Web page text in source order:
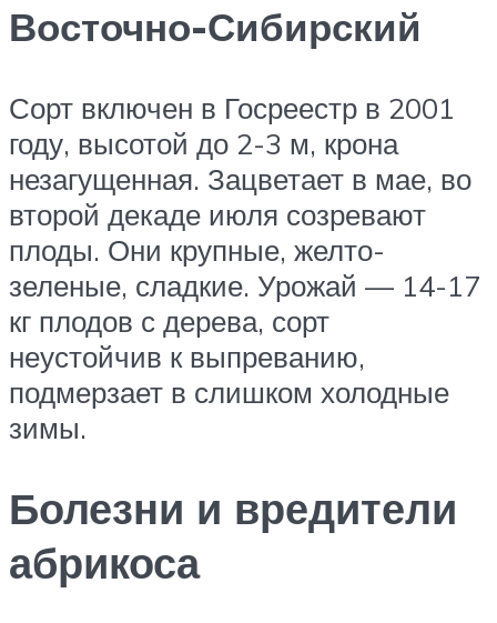
Восточно-Сибирский
Сорт включен в Госреестр в 2001
году, высотой до 2-3 м, крона
незагущенная. Зацветает в мае, во
второй декаде июля созревают
плоды. Они крупные, желто-
зеленые, сладкие. Урожай — 14-17
кг плодов с дерева, сорт
неустойчив к выпреванию,
подмерзает в слишком холодные
зимы.
Болезни и вредители
абрикоса